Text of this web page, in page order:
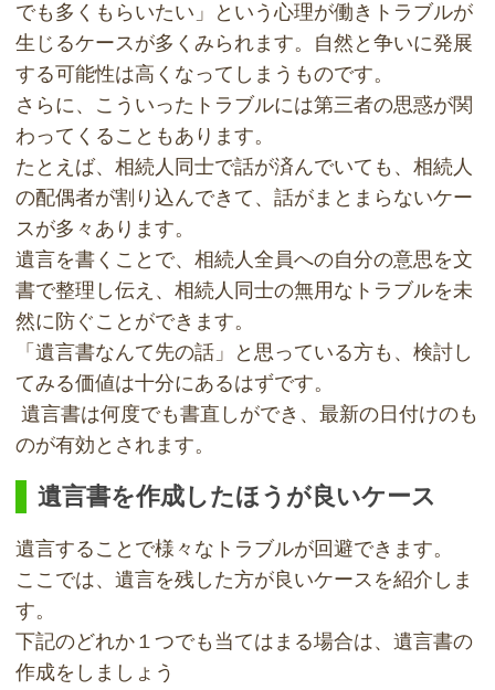
でも多くもらいたい」という心理が働きトラブルが
生じるケースが多くみられます。自然と争いに発展
する可能性は高くなってしまうものです。
さらに、こういったトラブルには第三者の思惑が関
わってくることもあります。
たとえば、相続人同士で話が済んでいても、相続人
の配偶者が割り込んできて、話がまとまらないケー
スが多々あります。
遺言を書くことで、相続人全員への自分の意思を文
書で整理し伝え、相続人同士の無用なトラブルを未
然に防ぐことができます。
「遺言書なんて先の話」と思っている方も、検討し
てみる価値は十分にあるはずです。
遺言書は何度でも書直しができ、最新の日付けのも
のが有効とされます。
遺言書を作成したほうが良いケース
遺言することで様々なトラブルが回避できます。
ここでは、遺言を残した方が良いケースを紹介しま
す。
下記のどれか１つでも当てはまる場合は、遺言書の
作成をしましょう